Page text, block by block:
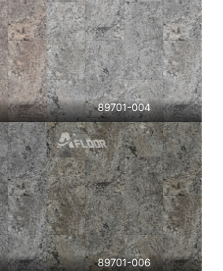
89701-004
89701-006